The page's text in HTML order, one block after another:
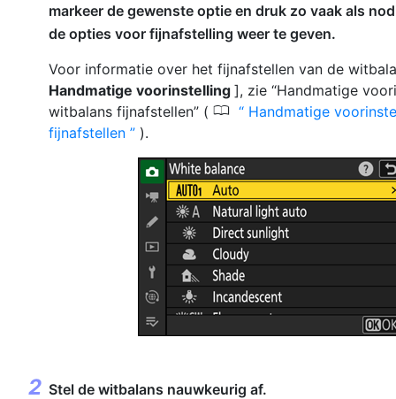
markeer de gewenste optie en druk zo vaak als
de opties voor fijnafstelling weer te geven.
Voor informatie over het fijnafstellen van de
Handmatige voorinstelling ], zie “Handmatige
witbalans fijnafstellen” ( 0
Handmatige
fijnafstellen
).
Stel de witbalans nauwkeurig af.